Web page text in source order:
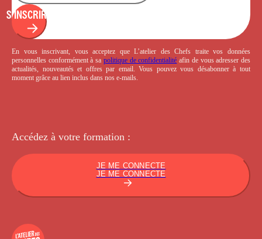
S'INSCRIRE
En vous inscrivant, vous acceptez que L’atelier des Chefs traite vos données
personnelles conformément à sa politique de confidentialité afin de vous adresser des
actualités, nouveautés et offres par email. Vous pouvez vous désabonner à tout
moment grâce au lien inclus dans nos e-mails.
Accédez à votre formation :
JE ME CONNECTE
JE ME CONNECTE